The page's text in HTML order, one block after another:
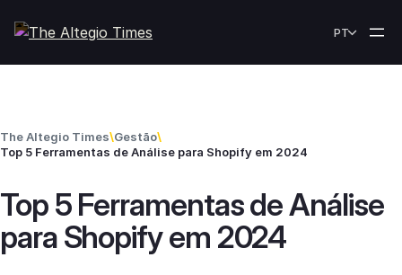
PT
The Altegio Times\Gestão\
Top 5 Ferramentas de Análise para Shopify em 2024
Top 5 Ferramentas de Análise
para Shopify em 2024